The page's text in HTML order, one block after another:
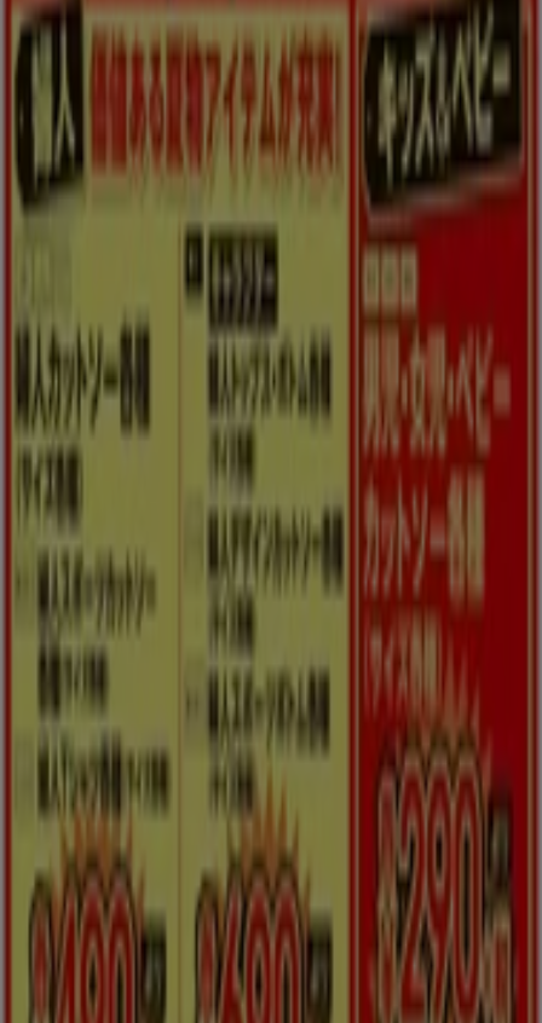
はしもと
はしもと 最新チラシ
8/19 日まで有効
富谷市
今日で期限切れ
パシオス
すべてのお客様のためのトップディール
今日で期限切れ 富谷市
もっと見る